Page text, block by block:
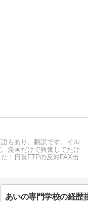
もあり。翻訳です。イル
漫画だけで興奮してたけ
！日英FTPの反対FAX出
あいの専門学校の経歴